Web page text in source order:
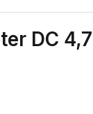
DC